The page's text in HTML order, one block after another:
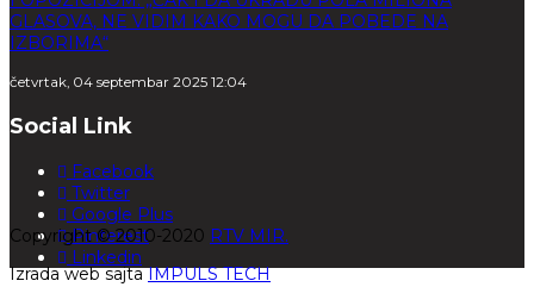
GLASOVA, NE VIDIM KAKO MOGU DA POBEDE NA
IZBORIMA“
četvrtak, 04 septembar 2025 12:04
Social Link
Facebook
Twitter
Google Plus
Pinterest
Linkedin
Copyright © 2010-2020 RTV MIR.
Izrada web sajtaIMPULS TECH